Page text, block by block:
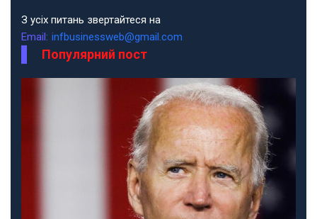
З усіх питань звертайтеся на
Email: infbusinessweb@gmail.com
Популярний пост